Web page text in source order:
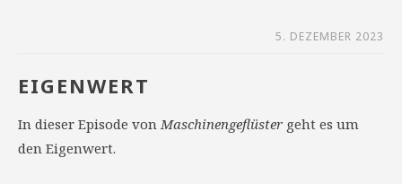
5. DEZEMBER 2023
EIGENWERT
In dieser Episode vonMaschinengeflüster geht es um
den Eigenwert.